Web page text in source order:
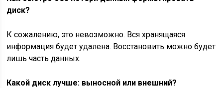
диск?
К сожалению, это невозможно. Вся хранящаяся
информация будет удалена. Восстановить можно будет
лишь часть данных.
Какой диск лучше: выносной или внешний?